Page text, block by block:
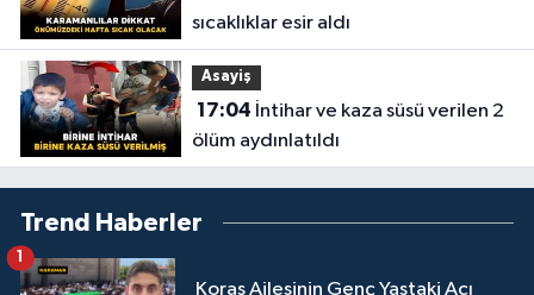
sıcaklıklar esir aldı
Asayiş
17:04
ölüm aydınlatıldı
Trend Haberler
Koraş Ailesinin Genç Yaştaki Acı
1